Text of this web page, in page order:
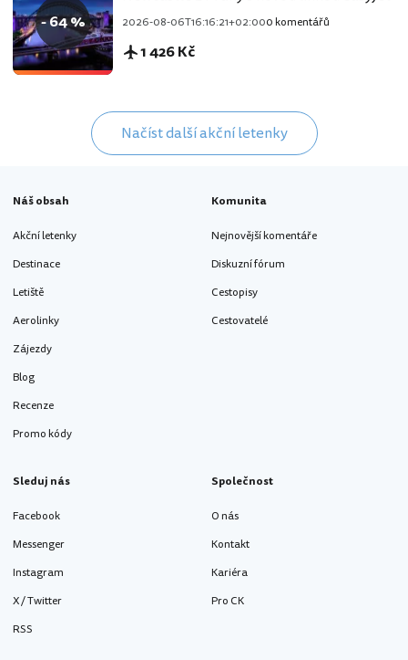
- 64 % 2026-08-06T16:16:21+02:000 komentářů
1 426 Kč
Načíst další akční letenky
Náš obsah
Akční letenky
Destinace
Letiště
Aerolinky
Zájezdy
Blog
Recenze
Promo kódy
Komunita
Nejnovější komentáře
Diskuzní fórum
Cestopisy
Cestovatelé
Sleduj nás
Facebook
Messenger
Instagram
X / Twitter
RSS
Společnost
O nás
Kontakt
Kariéra
Pro CK